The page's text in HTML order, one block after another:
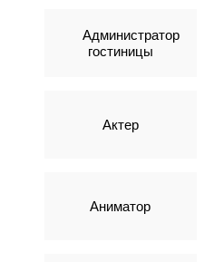
Администратор
гостиницы
Актер
Аниматор